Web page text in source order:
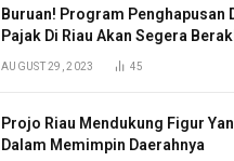
Buruan! Program Penghapusan
Pajak Di Riau Akan Segera
AUGUST 29, 2023 45
Projo Riau Mendukung Figur
Dalam Memimpin Daerahnya